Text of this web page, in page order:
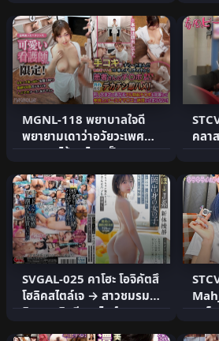
MGNL-118 พยาบาลใจดี
พยายามเดาว่าอวัยวะเพศ
ของคนไข้คนไหนเป็นของ
ใครโดย.
คลา
SVGAL-025 คาโฮะ โอจิคัตสึ
โฮลิคสไตล์เจ → สาวชมรม
ยิมนาสติกลีลาสไตล์เ.
ลงโ